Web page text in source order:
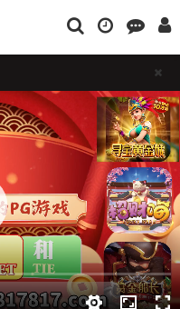
，本站担保注册送彩金